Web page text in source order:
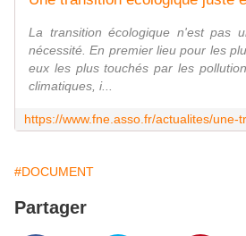
La transition écologique n'est pas
nécessité. En premier lieu pour les
eux les plus touchés par les
climatiques, i...
#DOCUMENT
Partager